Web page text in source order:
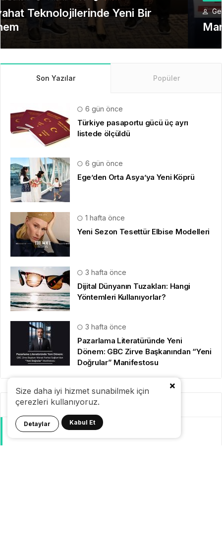
Size daha iyi hizmet sunabilmek için
çerezleri kullanıyoruz.
Detaylar Kabul Et
Gezi Bülteni 1 ay önce 8.94k
Manevi Yolculukta Yeni Dönem
Son Yazılar Popüler
6 gün önce
Türkiye pasaportu gücü üç ayrı
listede ölçüldü
6 gün önce
Ege’den Orta Asya’ya Yeni Köprü
1 hafta önce
Yeni Sezon Tesettür Elbise Modelleri
3 hafta önce
Dijital Dünyanın Tuzakları: Hangi
Yöntemleri Kullanıyorlar?
3 hafta önce
Pazarlama Literatüründe Yeni
Dönem: GBC Zirve Başkanından “Yeni
Doğrular” Manifestosu
Kategoriler
GeziBlog